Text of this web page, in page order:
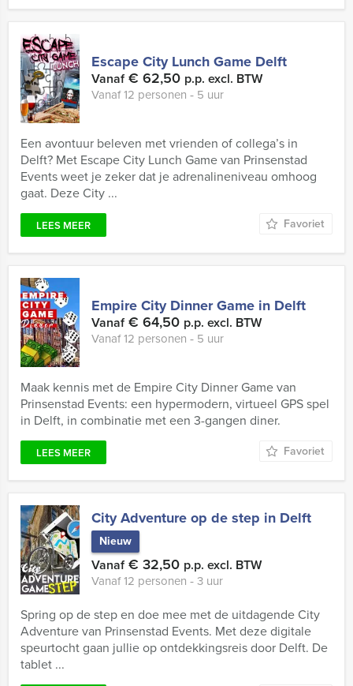
Escape City Lunch Game Delft
Vanaf€ 62,50 p.p. excl. BTW
Vanaf 12 personen ‐ 5 uur
Een avontuur beleven met vrienden of collega’s in
Delft? Met Escape City Lunch Game van Prinsenstad
Events weet je zeker dat je adrenalineniveau omhoog
gaat. Deze City ...
LEES MEER Favoriet
Empire City Dinner Game in Delft
Vanaf€ 64,50 p.p. excl. BTW
Vanaf 12 personen ‐ 5 uur
Maak kennis met de Empire City Dinner Game van
Prinsenstad Events: een hypermodern, virtueel GPS spel
in Delft, in combinatie met een 3-gangen diner.
LEES MEER Favoriet
City Adventure op de step in Delft
Nieuw
Vanaf€ 32,50 p.p. excl. BTW
Vanaf 12 personen ‐ 3 uur
Spring op de step en doe mee met de uitdagende City
Adventure van Prinsenstad Events. Met deze digitale
speurtocht gaan jullie op ontdekkingsreis door Delft. De
tablet ...